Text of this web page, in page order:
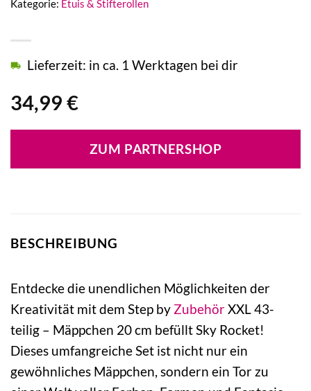
34,99 €
Lieferzeit: in ca. 1 Werktagen bei dir
ZUM PARTNERSHOP
Kategorie: Etuis & Stifterollen
BESCHREIBUNG
Entdecke die unendlichen Möglichkeiten der
Kreativität mit dem Step by ZubehörXXL 43-
teilig – Mäppchen 20 cm befüllt Sky Rocket!
Dieses umfangreiche Set ist nicht nur ein
gewöhnliches Mäppchen, sondern ein Tor zu